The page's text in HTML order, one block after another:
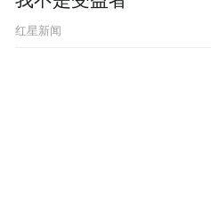
红星新闻